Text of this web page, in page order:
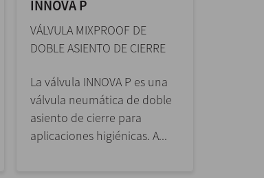
INNOVA P
VÁLVULA MIXPROOF DE
DOBLE ASIENTO DE CIERRE
La válvula INNOVA P es una
válvula neumática de doble
asiento de cierre para
aplicaciones higiénicas. A...